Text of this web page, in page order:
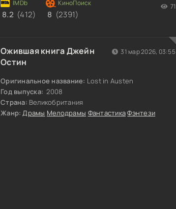
8.2 (412) 8 (2391)
71
Ожившая книга Джейн
Остин
Оригинальное название: Lost in Austen
Год выпуска: 2008
Страна: Великобритания
Жанр: Драмы Мелодрамы ФантастикаФэнтези
31 мар 2026, 03:55